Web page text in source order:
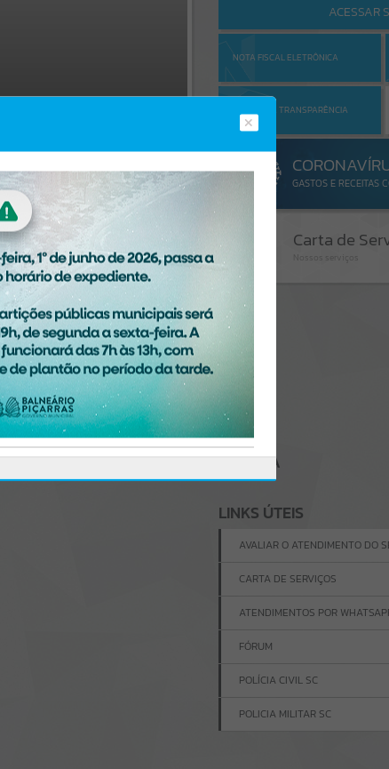
ACESSAR
NOTA FISCAL ELETRÔNICA
PORTAL DA TRANSPARÊNCIA
AGENDA
LINKS ÚTEIS
AVALIAR O ATENDIMENTO DO
CARTA DE SERVIÇOS
ATENDIMENTOS POR
FÓRUM
POLÍCIA CIVIL SC
POLICIA MILITAR SC